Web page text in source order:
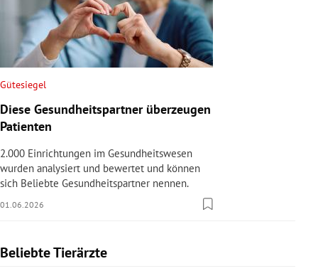
Gütesiegel
Diese Gesundheitspartner überzeugen
Patienten
2.000 Einrichtungen im Gesundheitswesen
wurden analysiert und bewertet und können
sich Beliebte Gesundheitspartner nennen.
01.06.2026
Beliebte Tierärzte
Slide 1 von 1